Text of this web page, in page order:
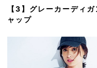
【3】グレーカーディ
ャップ